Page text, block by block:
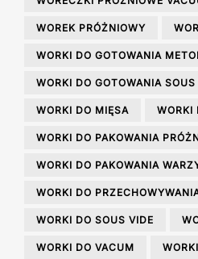
WOREK PRÓŻNIOWY
WORKI DO GOTOWANIA
WORKI DO GOTOWANIA
WORKI DO MIĘSA
WORKI DO PAKOWANIA
WORKI DO PAKOWANIA
WORKI DO
WORKI DO SOUS VIDE
WORKI DO VACUM